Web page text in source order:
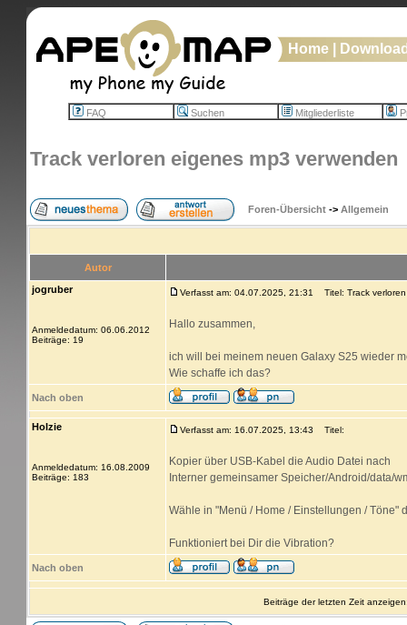
Home
FAQ Suchen Mitgliederliste
Track verloren eigenes mp3 verwenden
Foren-Übersicht -> Allgemein
Autor
jogruber
Anmeldedatum: 06.06.2012
Beiträge: 19
Verfasst am: 04.07.2025, 21:31 Titel: Track
Hallo zusammen,
ich will bei meinem neuen Galaxy S25 wieder
Wie schaffe ich das?
Nach oben
Holzie
Anmeldedatum: 16.08.2009
Beiträge: 183
Verfasst am: 16.07.2025, 13:43 Titel:
Kopier über USB-Kabel die Audio Datei nach
Interner gemeinsamer Speicher/Android/data/
Wähle in "Menü / Home / Einstellungen / Töne"
Funktioniert bei Dir die Vibration?
Nach oben
Beiträge der letzten Zeit